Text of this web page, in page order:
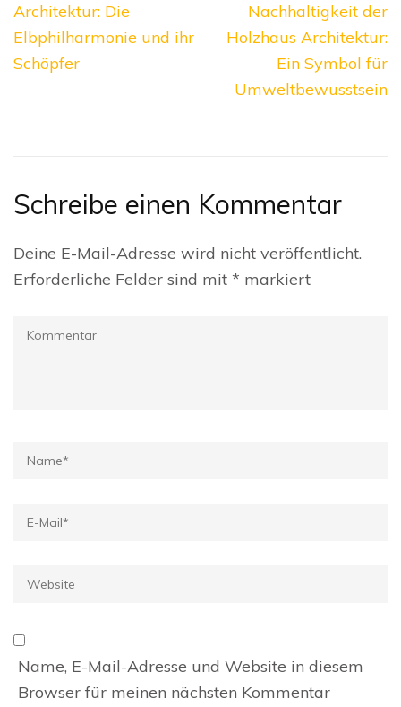
Architektur: Die
Elbphilharmonie und ihr
Schöpfer
Nachhaltigkeit der
Holzhaus Architektur:
Ein Symbol für
Umweltbewusstsein
Schreibe einen Kommentar
Deine E-Mail-Adresse wird nicht veröffentlicht.
Erforderliche Felder sind mit * markiert
Kommentar
Name*
E-
Website
Name, E-Mail-Adresse und Website in diesem
Browser für meinen nächsten Kommentar